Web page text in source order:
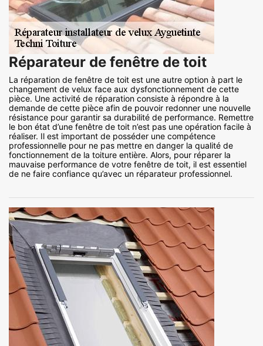
Réparateur de fenêtre de toit
La réparation de fenêtre de toit est une autre option à part le
changement de velux face aux dysfonctionnement de cette
pièce. Une activité de réparation consiste à répondre à la
demande de cette pièce afin de pouvoir redonner une nouvelle
résistance pour garantir sa durabilité de performance. Remettre
le bon état d’une fenêtre de toit n’est pas une opération facile à
réaliser. Il est important de posséder une compétence
professionnelle pour ne pas mettre en danger la qualité de
fonctionnement de la toiture entière. Alors, pour réparer la
mauvaise performance de votre fenêtre de toit, il est essentiel
de ne faire confiance qu’avec un réparateur professionnel.